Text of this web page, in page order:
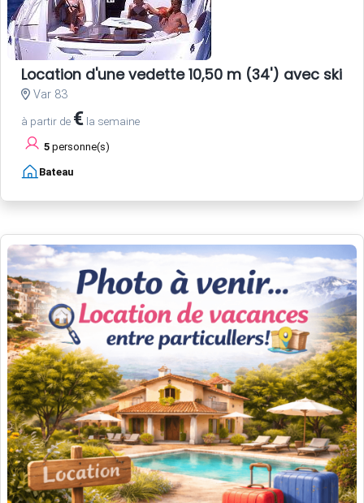
Location d'une vedette 10,50 m (34') avec
Var 83
à partir de € la semaine
5 personne(s)
Bateau